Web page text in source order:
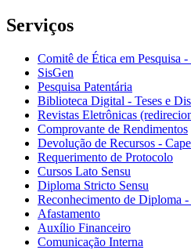
Serviços
Comitê de Ética em Pesquisa
SisGen
Pesquisa Patentária
Biblioteca Digital - Teses e
Revistas Eletrônicas
Comprovante de Rendimentos
Devolução de Recursos -
Requerimento de Protocolo
Cursos Lato Sensu
Diploma Stricto Sensu
Reconhecimento de Diploma -
Afastamento
Auxílio Financeiro
Comunicação Interna